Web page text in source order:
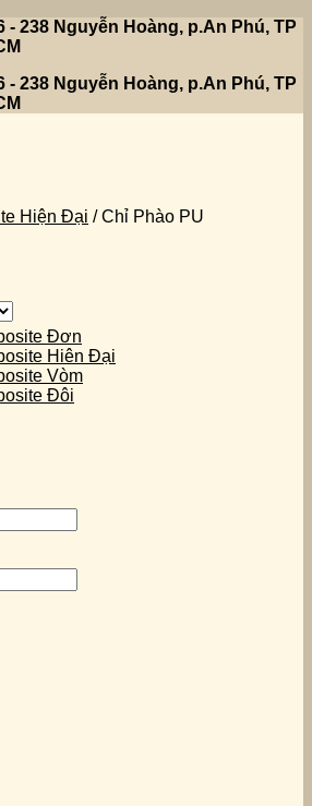
- 238 Nguyễn Hoàng, p.An Phú, TP
- 238 Nguyễn Hoàng, p.An Phú, TP
Đơn
Hiên Đại
Vòm
Đôi
Hiện Đại /Chỉ Phào PU